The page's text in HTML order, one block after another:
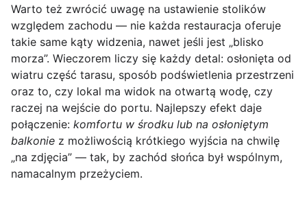
Warto też zwrócić uwagę na ustawienie stolików
względem zachodu — nie każda restauracja oferuje
takie same kąty widzenia, nawet jeśli jest „blisko
morza”. Wieczorem liczy się każdy detal: osłonięta od
wiatru część tarasu, sposób podświetlenia przestrzeni
oraz to, czy lokal ma widok na otwartą wodę, czy
raczej na wejście do portu. Najlepszy efekt daje
połączenie: komfortu w środku lub na osłoniętym
balkonie z możliwością krótkiego wyjścia na chwilę
„na zdjęcia” — tak, by zachód słońca był wspólnym,
namacalnym przeżyciem.